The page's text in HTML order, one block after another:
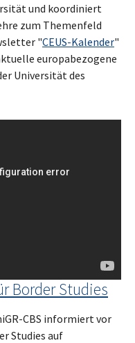
und koordiniert
zum Themenfeld
"CEUS-Kalender"
europabezogene
Universität des
Border Studies
CBS informiert vor
Studies auf